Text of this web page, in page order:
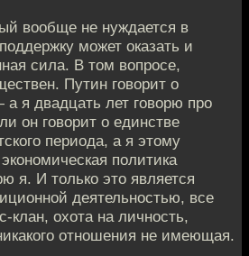
вообще не нуждается в
может оказать и
сила. В том вопросе,
Путин говорит о
я двадцать лет говорю про
он говорит о единстве
периода, а я этому
политика
я. И только это является
деятельностью, все
клан, охота на личность,
отношения не имеющая.